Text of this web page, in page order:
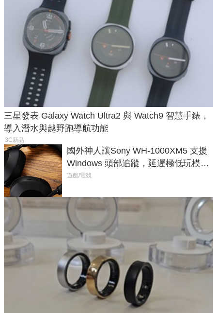
三星發表 Galaxy Watch Ultra2 與 Watch9 智慧手錶，
導入潛水與越野跑導航功能
3C新品
國外神人讓Sony WH-1000XM5 支援
Windows 頭部追蹤，延遲極低玩模擬
飛行超有感
遊戲/電競